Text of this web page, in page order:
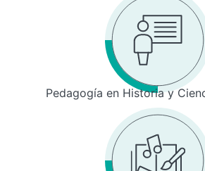
Pedagogía en Historia y